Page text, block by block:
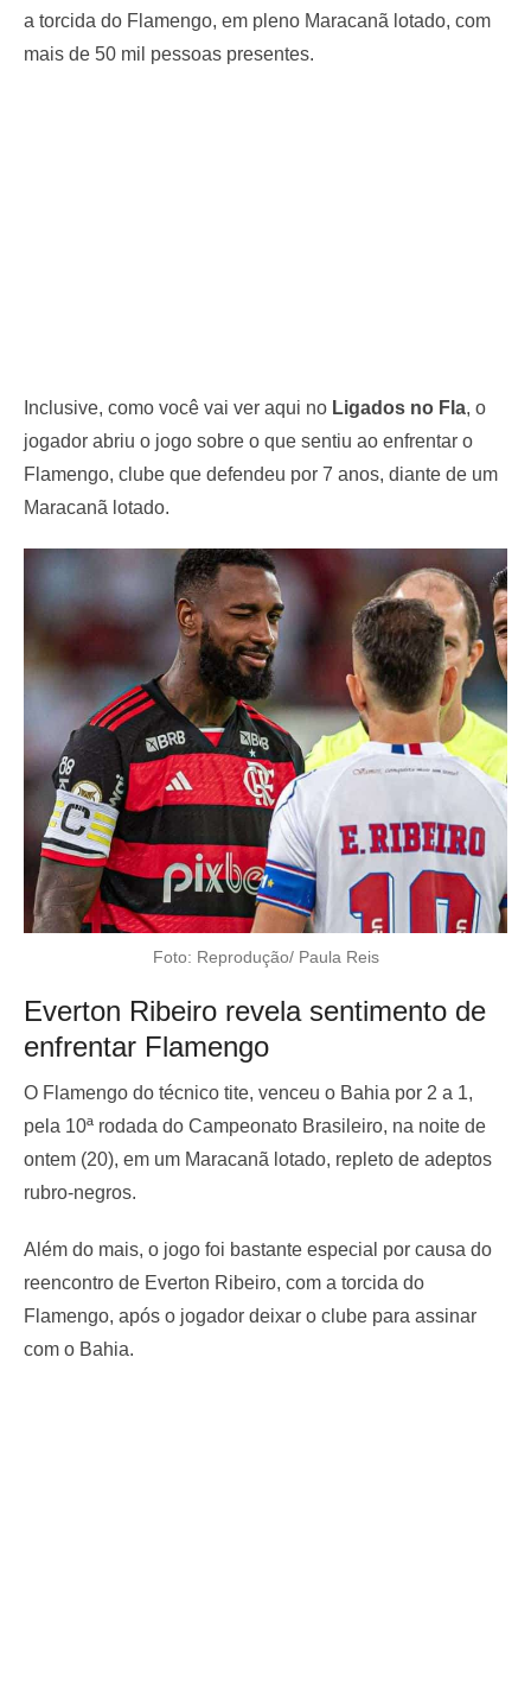
a torcida do Flamengo, em pleno Maracanã lotado, com
mais de 50 mil pessoas presentes.
Inclusive, como você vai ver aqui no Ligados no Fla, o
jogador abriu o jogo sobre o que sentiu ao enfrentar o
Flamengo, clube que defendeu por 7 anos, diante de um
Maracanã lotado.
Foto: Reprodução/ Paula Reis
Everton Ribeiro revela sentimento de
enfrentar Flamengo
O Flamengo do técnico tite, venceu o Bahia por 2 a 1,
pela 10ª rodada do Campeonato Brasileiro, na noite de
ontem (20), em um Maracanã lotado, repleto de adeptos
rubro-negros.
Além do mais, o jogo foi bastante especial por causa do
reencontro de Everton Ribeiro, com a torcida do
Flamengo, após o jogador deixar o clube para assinar
com o Bahia.